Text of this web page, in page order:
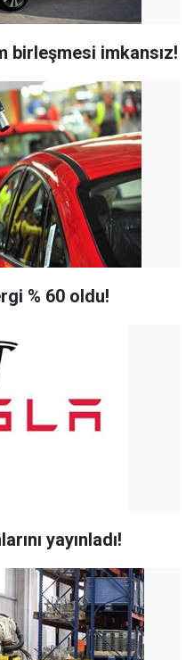
birleşmesi imkansız!
% 60 oldu!
yayınladı!